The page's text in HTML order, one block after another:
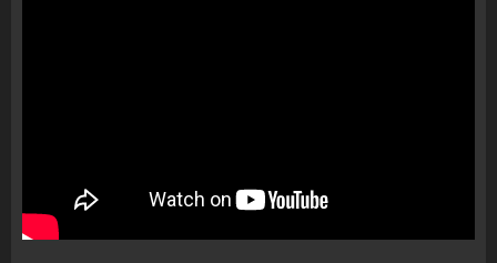
1
“bosen” Joana Nano për
abuzim me fondet publike dhe
pasuri të pajustifikuar